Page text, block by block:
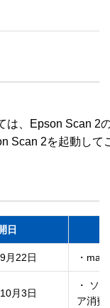
、Epson Scan 2
2を起動して
日
月22日 ・
月3日
・ ソ
ア消費